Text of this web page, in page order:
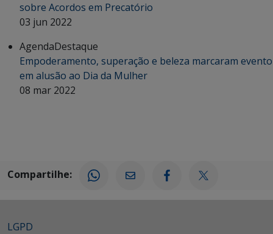
sobre Acordos em Precatório
03 jun 2022
AgendaDestaque
Empoderamento, superação e beleza marcaram evento
em alusão ao Dia da Mulher
08 mar 2022
Compartilhe:
LGPD